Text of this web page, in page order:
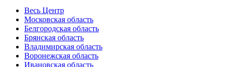
Весь Центр
Московская область
Белгородская область
Брянская область
Владимирская область
Воронежская область
Ивановская область